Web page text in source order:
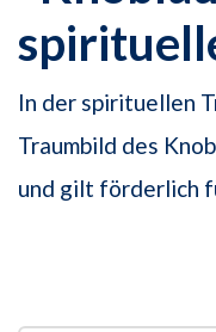
In der spirituellen
Traumbild des
und gilt förderlich